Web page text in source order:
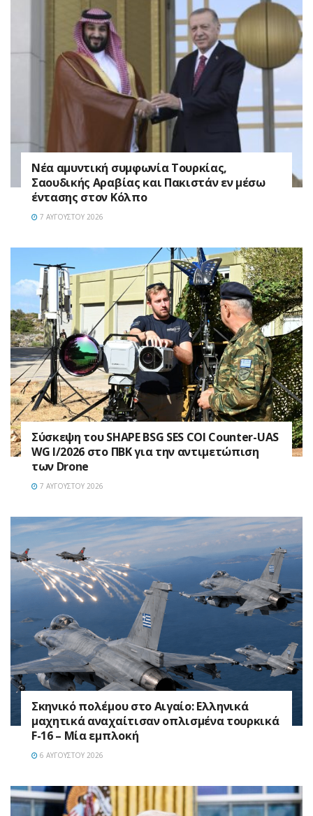
Νέα αμυντική συμφωνία Τουρκίας,
Σαουδικής Αραβίας και Πακιστάν εν μέσω
έντασης στον Κόλπο
7 ΑΥΓΟΎΣΤΟΥ 2026
Σύσκεψη του SHAPE BSG SES COI Counter-UAS
WG I/2026 στο ΠΒΚ για την αντιμετώπιση
των Drone
7 ΑΥΓΟΎΣΤΟΥ 2026
Σκηνικό πολέμου στο Αιγαίο: Ελληνικά
μαχητικά αναχαίτισαν οπλισμένα τουρκικά
F-16 – Μία εμπλοκή
6 ΑΥΓΟΎΣΤΟΥ 2026